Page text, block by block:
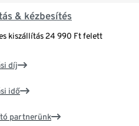
& kézbesítés
kiszállítás 24 990 Ft felett
díj
idő
partnerünk